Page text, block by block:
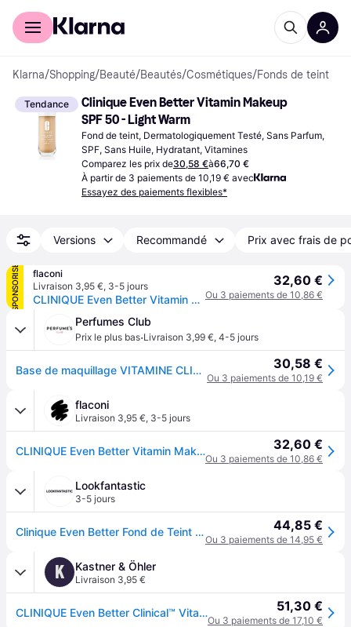
Acheter avec Klarna
Klarna/Shopping/Beauté/Beautés/Cosmétiques/Fonds de teint
Tendance
Clinique Even Better Vitamin Makeup
SPF 50 - Light Warm
Fond de teint, Dermatologiquement Testé, Sans Parfum,
SPF, Sans Huile, Hydratant, Vitamines
Comparez les prix de30,58 €à66,70 €
À partir de 3 paiements de 10,19 € avec
Essayez des paiements flexibles*
Versions Recommandé Prix avec frais de
SPONSORISÉ
flaconi
Livraison 3,95 €, 3-5 jours
CLINIQUE Even Better Vitamin Makeup SPF50 Fond de teint
32,60 €
Ou 3 paiements de 10,86 €
Perfumes Club
Prix le plus bas·Livraison 3,99 €, 4-5 jours
Base de maquillage VITAMINE CLINIQUE EVEN BETTER SPF50 #3-Light Warm 30,58 €
Ou 3 paiements de 10,19 €
flaconi
Livraison 3,95 €, 3-5 jours
CLINIQUE Even Better Vitamin Makeup SPF50 Fond de teint 32,60 €
Ou 3 paiements de 10,86 €
Lookfantastic
3-5 jours
Clinique Even Better Fond de Teint Vitaminé SPF 50 30 ml (Différentes Teintes) - 05 Light Warm 3 44,85 €
Ou 3 paiements de 14,95 €
K Kastner & Öhler
Livraison 3,95 €
CLINIQUE Even Better Clinical™ Vitamin Makeup SPF 50 (05 Light Warm) 51,30 €
Ou 3 paiements de 17,10 €